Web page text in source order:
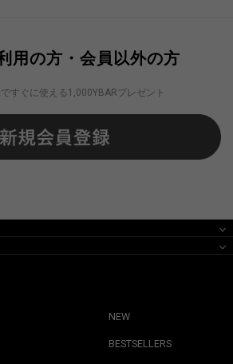
用の方・会員以外の方
すぐに使える1,000YBARプレゼント
NEW
BESTSELLERS